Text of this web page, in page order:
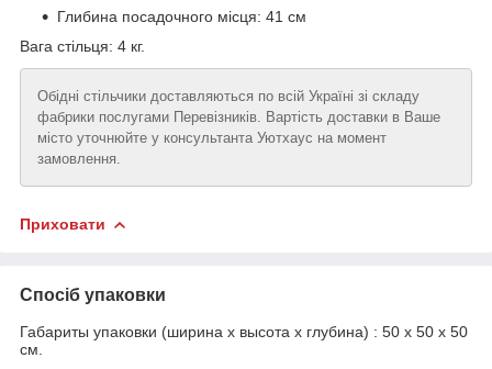
Глибина посадочного місця: 41 см
Вага стільця: 4 кг.
Обідні стільчики доставляються по всій Україні зі складу
фабрики послугами Перевізників. Вартість доставки в Ваше
місто уточнюйте у консультанта Уютхаус на момент
замовлення.
Приховати
Спосіб упаковки
Габариты упаковки (ширина х высота х глубина) : 50 х 50 х 50
см.